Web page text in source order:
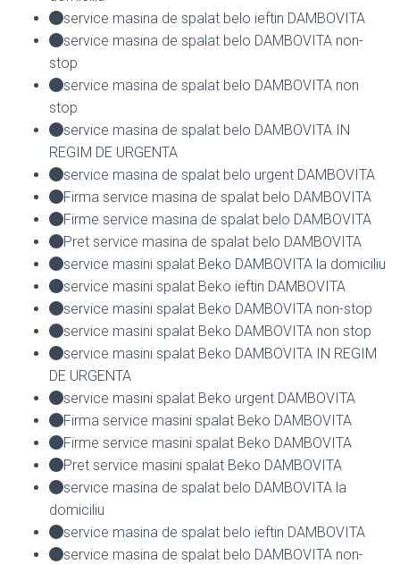
service masina de spalat belo ieftin DAMBOVITA
service masina de spalat belo DAMBOVITA non-
stop
service masina de spalat belo DAMBOVITA non
stop
service masina de spalat belo DAMBOVITA IN
REGIM DE URGENTA
service masina de spalat belo urgent DAMBOVITA
Firma service masina de spalat belo DAMBOVITA
Firme service masina de spalat belo DAMBOVITA
Pret service masina de spalat belo DAMBOVITA
service masini spalat Beko DAMBOVITA la domiciliu
service masini spalat Beko ieftin DAMBOVITA
service masini spalat Beko DAMBOVITA non-stop
service masini spalat Beko DAMBOVITA non stop
service masini spalat Beko DAMBOVITA IN REGIM
DE URGENTA
service masini spalat Beko urgent DAMBOVITA
Firma service masini spalat Beko DAMBOVITA
Firme service masini spalat Beko DAMBOVITA
Pret service masini spalat Beko DAMBOVITA
service masina de spalat belo DAMBOVITA la
domiciliu
service masina de spalat belo ieftin DAMBOVITA
service masina de spalat belo DAMBOVITA non-